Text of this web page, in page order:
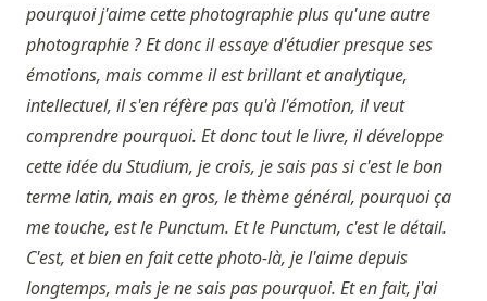
pourquoi j'aime cette photographie plus qu'une autre
photographie ? Et donc il essaye d'étudier presque ses
émotions, mais comme il est brillant et analytique,
intellectuel, il s'en réfère pas qu'à l'émotion, il veut
comprendre pourquoi. Et donc tout le livre, il développe
cette idée du Studium, je crois, je sais pas si c'est le bon
terme latin, mais en gros, le thème général, pourquoi ça
me touche, est le Punctum. Et le Punctum, c'est le détail.
C'est, et bien en fait cette photo-là, je l'aime depuis
longtemps, mais je ne sais pas pourquoi. Et en fait, j'ai